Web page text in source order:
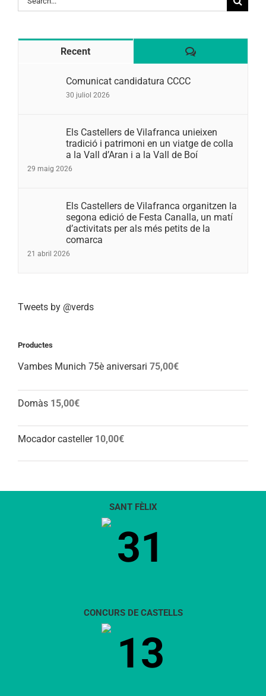
for:
Recent Comentaris
Comunicat candidatura CCCC
30 juliol 2026
Els Castellers de Vilafranca unieixen
tradició i patrimoni en un viatge de colla
a la Vall d’Aran i a la Vall de Boí
29 maig 2026
Els Castellers de Vilafranca organitzen la
segona edició de Festa Canalla, un matí
d’activitats per als més petits de la
comarca
21 abril 2026
Tweets by @verds
Productes
Vambes Munich 75è aniversari 75,00€
Domàs 15,00€
Mocador casteller 10,00€
SANT FÈLIX
31
CONCURS DE CASTELLS
13